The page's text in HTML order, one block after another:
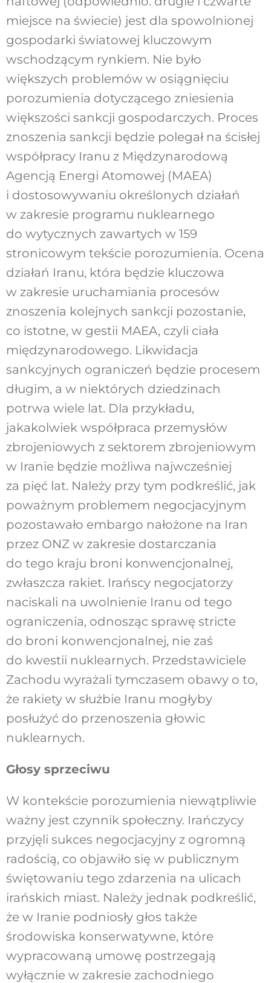
miejsce na świecie) jest dla spowolnionej
gospodarki światowej kluczowym
wschodzącym rynkiem. Nie było
większych problemów w osiągnięciu
porozumienia dotyczącego zniesienia
większości sankcji gospodarczych. Proces
znoszenia sankcji będzie polegał na ścisłej
współpracy Iranu z Międzynarodową
Agencją Energi Atomowej (MAEA)
i dostosowywaniu określonych działań
w zakresie programu nuklearnego
do wytycznych zawartych w 159
stronicowym tekście porozumienia. Ocena
działań Iranu, która będzie kluczowa
w zakresie uruchamiania procesów
znoszenia kolejnych sankcji pozostanie,
co istotne, w gestii MAEA, czyli ciała
międzynarodowego. Likwidacja
sankcyjnych ograniczeń będzie procesem
długim, a w niektórych dziedzinach
potrwa wiele lat. Dla przykładu,
jakakolwiek współpraca przemysłów
zbrojeniowych z sektorem zbrojeniowym
w Iranie będzie możliwa najwcześniej
za pięć lat. Należy przy tym podkreślić, jak
poważnym problemem negocjacyjnym
pozostawało embargo nałożone na Iran
przez ONZ w zakresie dostarczania
do tego kraju broni konwencjonalnej,
zwłaszcza rakiet. Irańscy negocjatorzy
naciskali na uwolnienie Iranu od tego
ograniczenia, odnosząc sprawę stricte
do broni konwencjonalnej, nie zaś
do kwestii nuklearnych. Przedstawiciele
Zachodu wyrażali tymczasem obawy o to,
że rakiety w służbie Iranu mogłyby
posłużyć do przenoszenia głowic
nuklearnych.
Głosy sprzeciwu
W kontekście porozumienia niewątpliwie
ważny jest czynnik społeczny. Irańczycy
przyjęli sukces negocjacyjny z ogromną
radością, co objawiło się w publicznym
świętowaniu tego zdarzenia na ulicach
irańskich miast. Należy jednak podkreślić,
że w Iranie podniosły głos także
środowiska konserwatywne, które
wypracowaną umowę postrzegają
wyłącznie w zakresie zachodniego